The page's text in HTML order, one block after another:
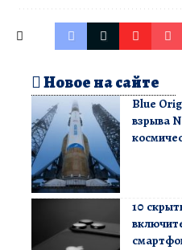
Новое на сайте
Blue
взрыва
10